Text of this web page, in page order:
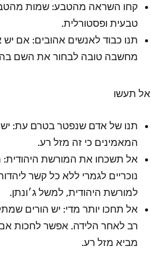
קחו השראה מהטבע: שמות מהטבע
טבעית ופסטורלית.
תנו כבוד לאנשים אהובים: אם
מחשבה טובה לבחור את השם
אל תעשו
תנו של אדם שנפטר בטרם עת: יש
המאמינים כי זה מזל רע.
אל תשכחו את המורשת היהודית:
נוכריים לגמרי ללא כל קשר
למורשת היהודית, למשל ג׳ונתן.
אל תחכו יותר מדי: יש הורים
רב לאחר הלידה. אפשר לחכות
מביא מזל רע.